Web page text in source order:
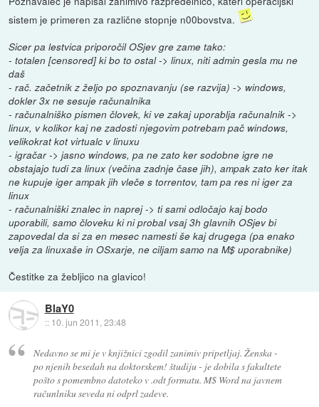
sistem je primeren za različne stopnje n00bovstva.
Sicer pa lestvica priporočil OSjev gre zame tako:
- totalen [censored] ki bo to ostal -> linux, niti admin gesla mu ne
daš
- rač. začetnik z željo po spoznavanju (se razvija) -> windows,
dokler 3x ne sesuje računalnika
- računalniško pismen človek, ki ve zakaj uporablja računalnik ->
linux, v kolikor kaj ne zadosti njegovim potrebam pač windows,
velikokrat kot virtualc v linuxu
- igračar -> jasno windows, pa ne zato ker sodobne igre ne
obstajajo tudi za linux (večina zadnje čase jih), ampak zato ker itak
ne kupuje iger ampak jih vleče s torrentov, tam pa res ni iger za
linux
- računalniški znalec in naprej -> ti sami odločajo kaj bodo
uporabili, samo človeku ki ni probal vsaj 3h glavnih OSjev bi
zapovedal da si za en mesec namesti še kaj drugega (pa enako
velja za linuxaše in OSxarje, ne ciljam samo na M$ uporabnike)
Čestitke za žebljico na glavico!
BlaY0
:: 10. jun 2011, 23:48
Nedavno se mi je v knjižnici zgodil zanimiv pripetljaj. Ženska -
po njenih besedah na doktorskem! študiju - je dobila s fakultete
pošto s pomembno datoteko v .odt formatu. M$ Word na javnem
računlniku seveda ni odprl zadeve.